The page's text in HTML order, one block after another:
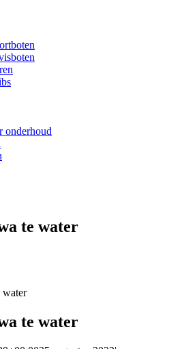
onderhoud
te water
water
te water